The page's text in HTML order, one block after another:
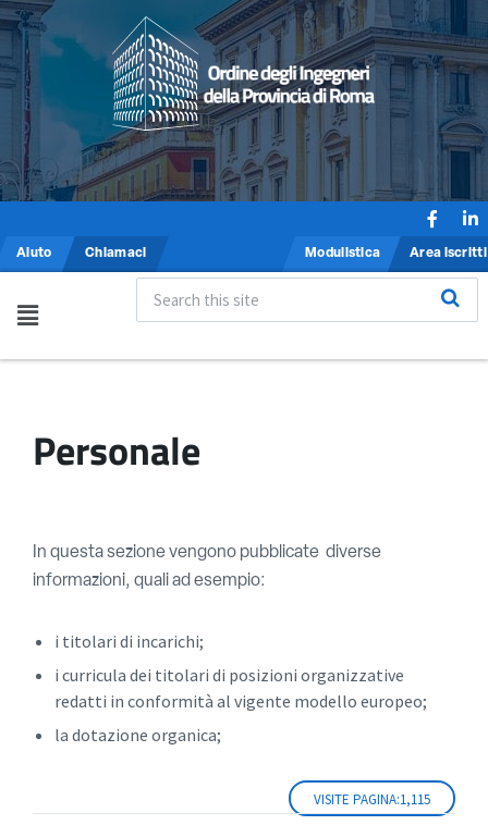
Aiuto Chiamaci Modulistica Area iscritti
Personale
In questa sezione vengono pubblicate diverse
informazioni, quali ad esempio:
i titolari di incarichi;
i curricula dei titolari di posizioni organizzative
redatti in conformità al vigente modello europeo;
la dotazione organica;
VISITE PAGINA:1,115